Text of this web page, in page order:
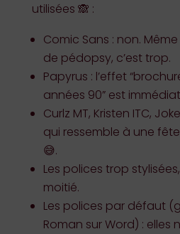
utilisées 🙈 :
Comic Sans : non.
de pédopsy, c’est trop.
Papyrus : l’effet
années 90” est
Curlz MT, Kristen ITC,
qui ressemble à une
😅.
Les polices trop
moitié.
Les polices par défaut
Roman sur Word) : elles